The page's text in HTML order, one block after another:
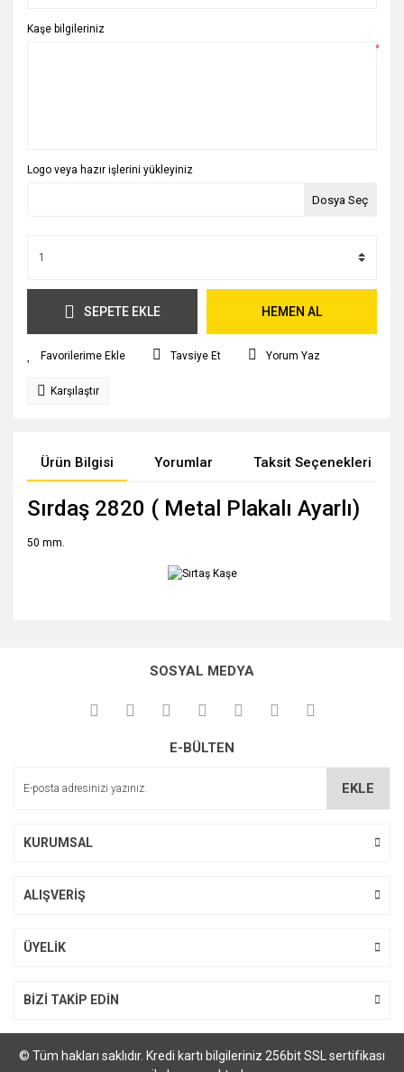
Kaşe bilgileriniz
*
Logo veya hazır işlerini yükleyiniz
Dosya Seç
SEPETE EKLE HEMEN AL
Tavsiye Et Yorum Yaz
Karşılaştır
Ürün Bilgisi Yorumlar Taksit Seçenekleri
Sırdaş 2820 ( Metal Plakalı Ayarlı)
50 mm.
Yorum Yaz
Görüş ve önerileriniz için teşekkür ederiz.
Ürün açıklamasında eksik bilgiler bulunuyor.
SOSYAL MEDYA
E-BÜLTEN
EKLE
KURUMSAL
ALIŞVERİŞ
ÜYELİK
BİZİ TAKİP EDİN
© Tüm hakları saklıdır. Kredi kartı bilgileriniz 256bit SSL sertifikası